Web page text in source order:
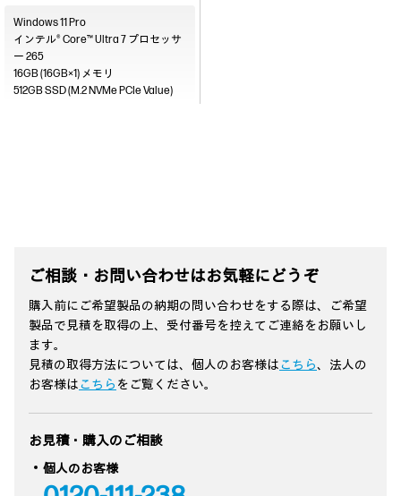
Windows 11 Pro
インテル® Core™ Ultra 7 プロセッサ
ー 265
16GB (16GB×1)
512GB SSD (M.2 NVMe PCIe Value)
ご相談・お問い合わせはお気軽にどうぞ
購入前にご希望製品の納期の問い合わせをする際は、ご希望
製品で見積を取得の上、受付番号を控えてご連絡をお願いし
ます。
見積の取得方法については、個人のお客様はこちら、法人の
お客様はこちら をご覧ください。
お見積・購入のご相談
個人のお客様